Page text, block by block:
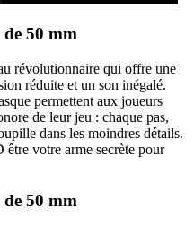
50 mm
révolutionnaire qui offre une
réduite et un son inégalé.
permettent aux joueurs
de leur jeu : chaque pas,
dans les moindres détails.
votre arme secrète pour
50 mm